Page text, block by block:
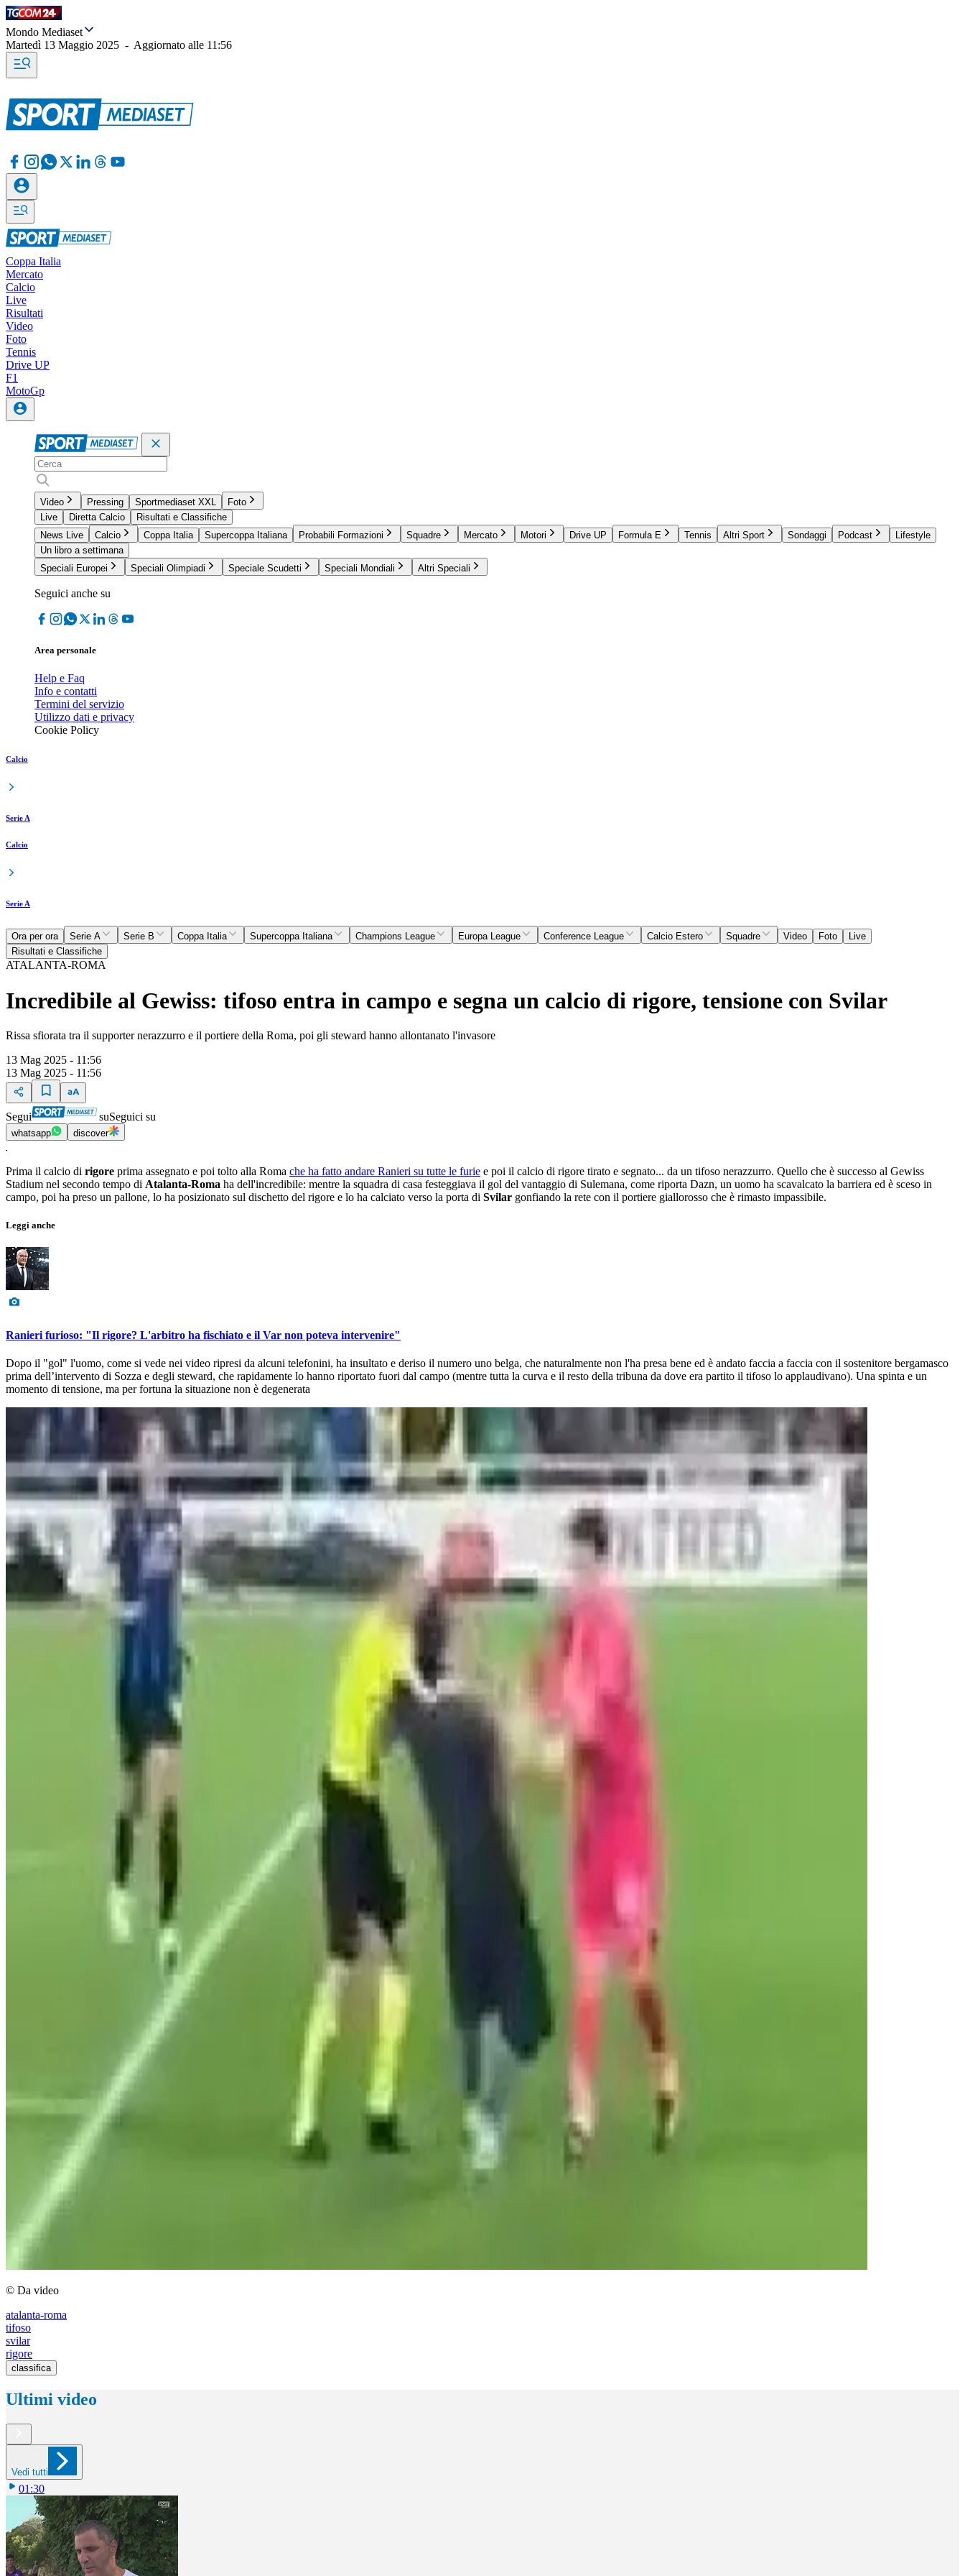
Mondo Mediaset
Martedì 13 Maggio 2025 - Aggiornato alle 11:56
Coppa Italia
Mercato
Calcio
Live
Risultati
Video
Foto
Tennis
Drive UP
F1
MotoGp
Video Pressing Sportmediaset XXL
Foto
Live
Diretta Calcio
Risultati e Classifiche
News Live
Calcio Coppa Italia Supercoppa Italiana Probabili Formazioni Squadre Mercato Motori Drive UP Formula E Tennis Altri Sport Sondaggi Podcast
Lifestyle
Un libro a settimana
Speciali Europei
Speciali Olimpiadi Speciale Scudetti Speciali Mondiali Altri Speciali
Seguici anche su
Area personale
Help e Faq
Info e contatti
Termini del servizio
Utilizzo dati e privacy
Cookie Policy
Calcio
Serie A
Calcio
Serie A
Ora per ora Serie A Serie B Coppa Italia Supercoppa Italiana Champions League Europa League Conference League Calcio Estero Squadre Video Foto
Live
Risultati e Classifiche
ATALANTA-ROMA
Incredibile al Gewiss: tifoso entra in campo e segna un calcio di rigore, tensione con Svilar
Rissa sfiorata tra il supporter nerazzurro e il portiere della Roma, poi gli steward hanno allontanato l'invasore
13 Mag 2025 - 11:56
13 Mag 2025 - 11:56
Segui suSeguici su
whatsapp discover
Prima il calcio di rigore prima assegnato e poi tolto alla Roma che ha fatto andare Ranieri su tutte le furie e poi il calcio di rigore tirato e segnato... da un tifoso nerazzurro. Quello che è successo al Gewiss
Stadium nel secondo tempo di Atalanta-Roma ha dell'incredibile: mentre la squadra di casa festeggiava il gol del vantaggio di Sulemana, come riporta Dazn, un uomo ha scavalcato la barriera ed è sceso in
campo, poi ha preso un pallone, lo ha posizionato sul dischetto del rigore e lo ha calciato verso la porta di Svilar gonfiando la rete con il portiere giallorosso che è rimasto impassibile.
Leggi anche
Ranieri furioso: "Il rigore? L'arbitro ha fischiato e il Var non poteva intervenire"
Dopo il "gol" l'uomo, come si vede nei video ripresi da alcuni telefonini, ha insultato e deriso il numero uno belga, che naturalmente non l'ha presa bene ed è andato faccia a faccia con il sostenitore bergamasco
prima dell’intervento di Sozza e degli steward, che rapidamente lo hanno riportato fuori dal campo (mentre tutta la curva e il resto della tribuna da dove era partito il tifoso lo applaudivano). Una spinta e un
momento di tensione, ma per fortuna la situazione non è degenerata
© Da video
atalanta-roma
tifoso
svilar
rigore
classifica
Ultimi video
Vedi tutti
01:30